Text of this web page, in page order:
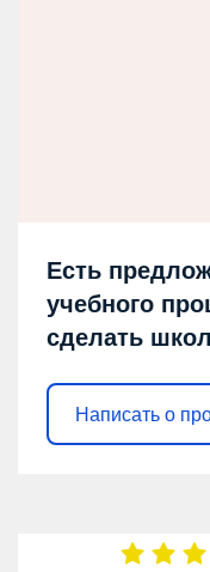
Есть
учебного
сделать
Написать о